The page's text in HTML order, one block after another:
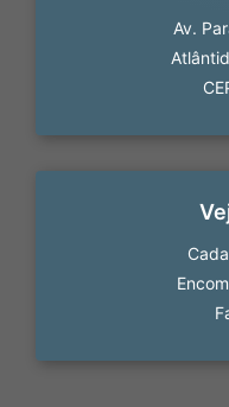
Av.